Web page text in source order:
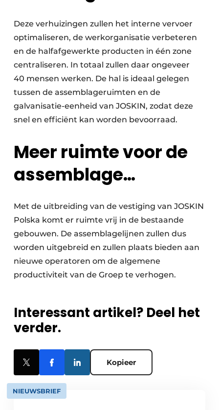
Deze verhuizingen zullen het interne vervoer
optimaliseren, de werkorganisatie verbeteren
en de halfafgewerkte producten in één zone
centraliseren. In totaal zullen daar ongeveer
40 mensen werken. De hal is ideaal gelegen
tussen de assemblageruimten en de
galvanisatie-eenheid van JOSKIN, zodat deze
snel en efficiënt kan worden bevoorraad.
Meer ruimte voor de
assemblage…
Met de uitbreiding van de vestiging van JOSKIN
Polska komt er ruimte vrij in de bestaande
gebouwen. De assemblagelijnen zullen dus
worden uitgebreid en zullen plaats bieden aan
nieuwe operatoren om de algemene
productiviteit van de Groep te verhogen.
Interessant artikel? Deel het
verder.
Kopieer
NIEUWSBRIEF